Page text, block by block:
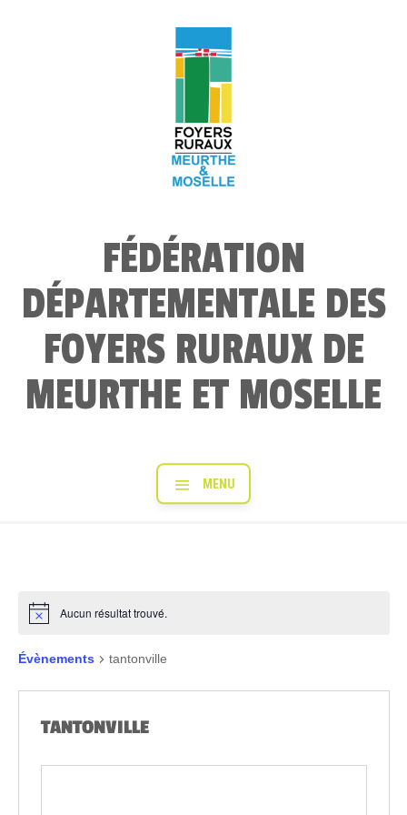
FÉDÉRATION
DÉPARTEMENTALE DES
FOYERS RURAUX DE
MEURTHE ET MOSELLE
Aucun résultat trouvé.
Évènements tantonville
TANTONVILLE